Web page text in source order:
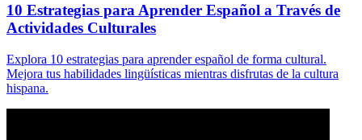
10 Estrategias para Aprender Español a Través de
Actividades Culturales
Explora 10 estrategias para aprender español de forma cultural.
Mejora tus habilidades lingüísticas mientras disfrutas de la cultura
hispana.